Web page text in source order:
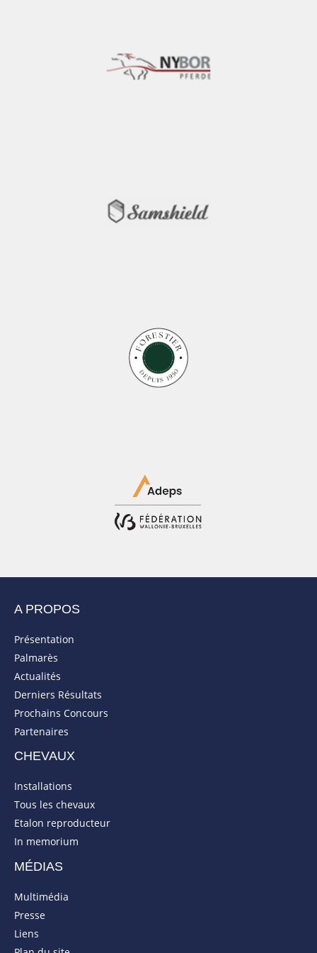
A PROPOS
Présentation
Palmarès
Actualités
Derniers Résultats
Prochains Concours
Partenaires
CHEVAUX
Installations
Tous les chevaux
Etalon reproducteur
In memorium
MÉDIAS
Multimédia
Presse
Liens